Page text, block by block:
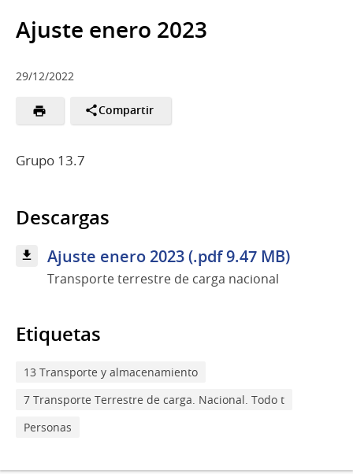
Ajuste enero 2023
29/12/2022
Compartir
Grupo 13.7
Descargas
Ajuste enero 2023 (.pdf 9.47 MB)
Transporte terrestre de carga nacional
Etiquetas
13 Transporte y almacenamiento
7 Transporte Terrestre de carga. Nacional. Todo t
Personas